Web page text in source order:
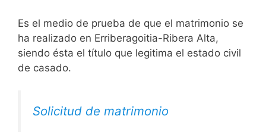
Es el medio de prueba de que el matrimonio se
ha realizado en Erriberagoitia-Ribera Alta,
siendo ésta el título que legitima el estado civil
de casado.
Solicitud de matrimonio